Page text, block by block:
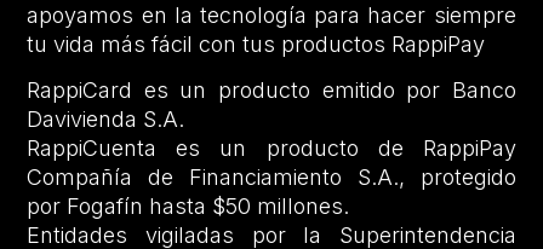
apoyamos en la tecnología para hacer siempre
tu vida más fácil con tus productos RappiPay
RappiCard es un producto emitido por Banco
Davivienda S.A.
RappiCuenta es un producto de RappiPay
Compañía de Financiamiento S.A., protegido
por Fogafín hasta $50 millones.
Entidades vigiladas por la Superintendencia